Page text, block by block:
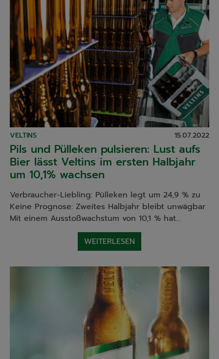
VELTINS 15.07.2022
Pils und Pülleken pulsieren: Lust aufs
Bier lässt Veltins im ersten Halbjahr
um 10,1% wachsen
Verbraucher-Liebling: Pülleken legt um 24,9 % zu
Keine Prognose: Zweites Halbjahr bleibt unwägbar
Mit einem Ausstoßwachstum von 10,1 % hat…
WEITERLESEN